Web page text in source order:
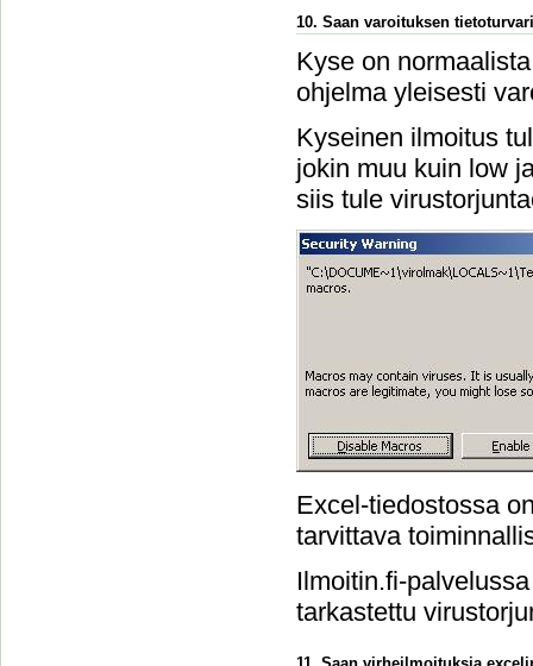
10. Saan varoituksen
Kyse on
ohjelma yleisesti
Kyseinen ilmoitus
jokin muu kuin low
siis tule
Excel-tiedostossa
tarvittava
Ilmoitin.fi-
tarkastettu